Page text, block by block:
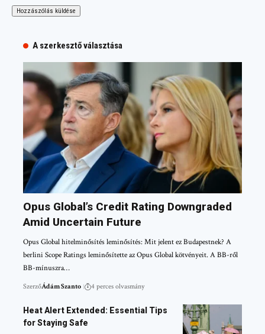
A szerkesztő választása
Opus Global’s Credit Rating Downgraded
Amid Uncertain Future
Opus Global hitelminősítés leminősítés: Mit jelent ez Budapestnek? A
berlini Scope Ratings leminősítette az Opus Global kötvényeit. A BB-ről
BB-mínuszra…
SzerzőÁdám Szanto 4 perces olvasmány
Heat Alert Extended: Essential Tips
for Staying Safe